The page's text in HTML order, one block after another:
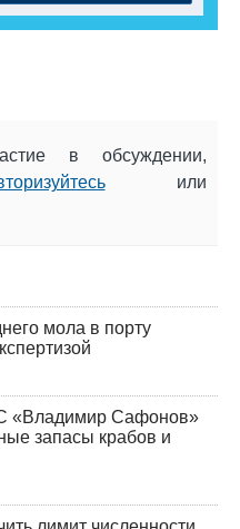
в обсуждении,
или
мола в порту
«Владимир Сафонов»
запасы крабов и